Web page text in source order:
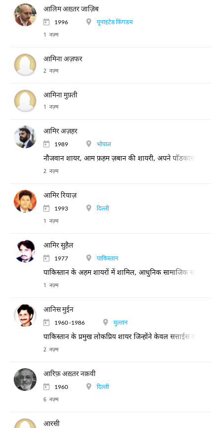
आलिम अख़्तर जाज़िब
1996 यूनाइटेड किंगडम
1 नज़्म
आमिना अज़फर
2 नज़्म
आमिना मुफ़्ती
1 नज़्म
आमिर अज़हर
1989 भोपाल
नौजवान शायर, आम फ़हम ज़बान की शायरी, अपने पाॅडकास्ट चैनल
2 नज़्म
आमिर रियाज़
1993 दिल्ली
1 नज़्म
आमिर सुहैल
1977 पाकिस्तान
पाकिस्तान के अहम शायरों में शामिल, आधुनिक सामाजिक समस्याओं
1 नज़्म
आनिस मुईन
1960 -1986 मुल्तान
पाकिस्तान के प्रमुख लोकप्रिय शायर जिन्होंने केवल सत्ताईस वर्ष की
2 नज़्म
आरिफ़ अख़्तर नक़वी
1960 दिल्ली
6 नज़्म
आरसी